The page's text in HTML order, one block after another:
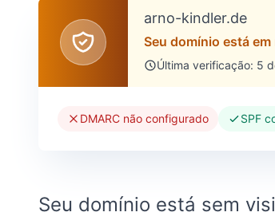
arno-kindler.de
Seu domínio está
Última verificação: 5
DMARC não configurado SPF
Seu domínio está sem